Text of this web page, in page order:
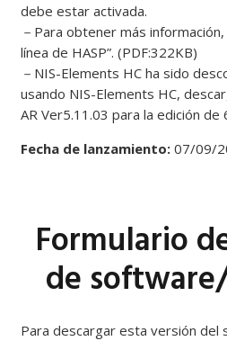
debe estar activada.
－ Para obtener más información,
línea de HASP”. (PDF:322KB)
－ NIS-Elements HC ha sido
usando NIS-Elements HC,
AR Ver5.11.03 para la edición de
Fecha de lanzamiento: 07/09/
Formulario
de
Para descargar esta versión